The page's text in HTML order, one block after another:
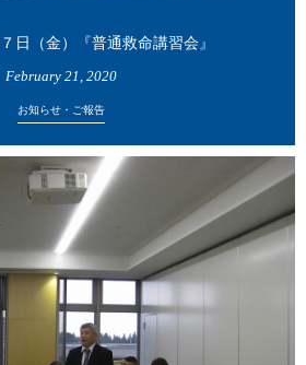
日（金）『普通救命講習会』
February 21 , 2020
お知らせ・ご報告